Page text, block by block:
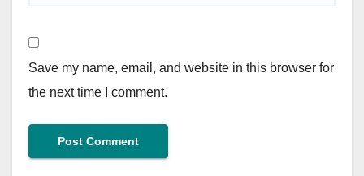
Save my name, email, and website in this browser for
the next time I comment.